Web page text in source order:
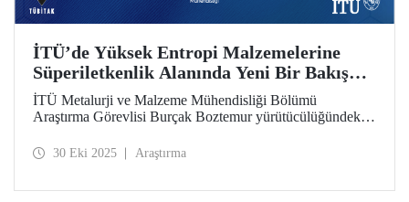
İTÜ’de Yüksek Entropi Malzemelerine
Süperiletkenlik Alanında Yeni Bir Bakış
Açısı Getirmeyi Hedefleyen Projeye
TÜBİTAK 1005 Desteği
İTÜ Metalurji ve Malzeme Mühendisliği Bölümü
Araştırma Görevlisi Burçak Boztemur yürütücülüğündeki
Uygulamaları için Kullanımı: Simülasyon, Sentezleme ve
30 Eki 2025 Araştırma